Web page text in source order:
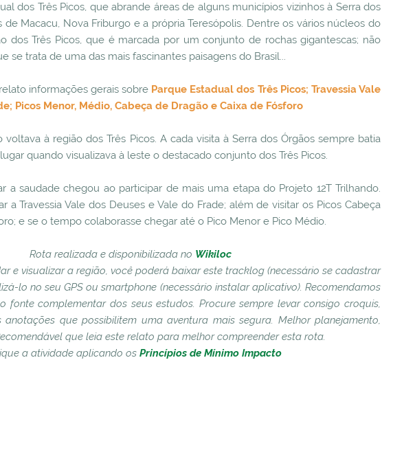
dos Três Picos, que abrande áreas de alguns municípios vizinhos à Serra dos
de Macacu, Nova Friburgo e a própria Teresópolis. Dentre os vários núcleos do
dos Três Picos, que é marcada por um conjunto de rochas gigantescas; não
se trata de uma das mais fascinantes paisagens do Brasil...
informações gerais sobre Parque Estadual dos Três Picos; Travessia Vale
Picos Menor, Médio, Cabeça de Dragão e Caixa de Fósforo
voltava à região dos Três Picos. A cada visita à Serra dos Órgãos sempre batia
quando visualizava à leste o destacado conjunto dos Três Picos.
a saudade chegou ao participar de mais uma etapa do Projeto 12T Trilhando.
a Travessia Vale dos Deuses e Vale do Frade; além de visitar os Picos Cabeça
e se o tempo colaborasse chegar até o Pico Menor e Pico Médio.
Rota realizada e disponibilizada no Wikiloc
e visualizar a região, você poderá baixar este tracklog (necessário se cadastrar
lo no seu GPS ou smartphone (necessário instalar aplicativo). Recomendamos
fonte complementar dos seus estudos. Procure sempre levar consigo croquis,
que possibilitem uma aventura mais segura. Melhor planejamento,
que leia este relato para melhor compreender esta rota.
a atividade aplicando os Princípios de Mínimo Impacto